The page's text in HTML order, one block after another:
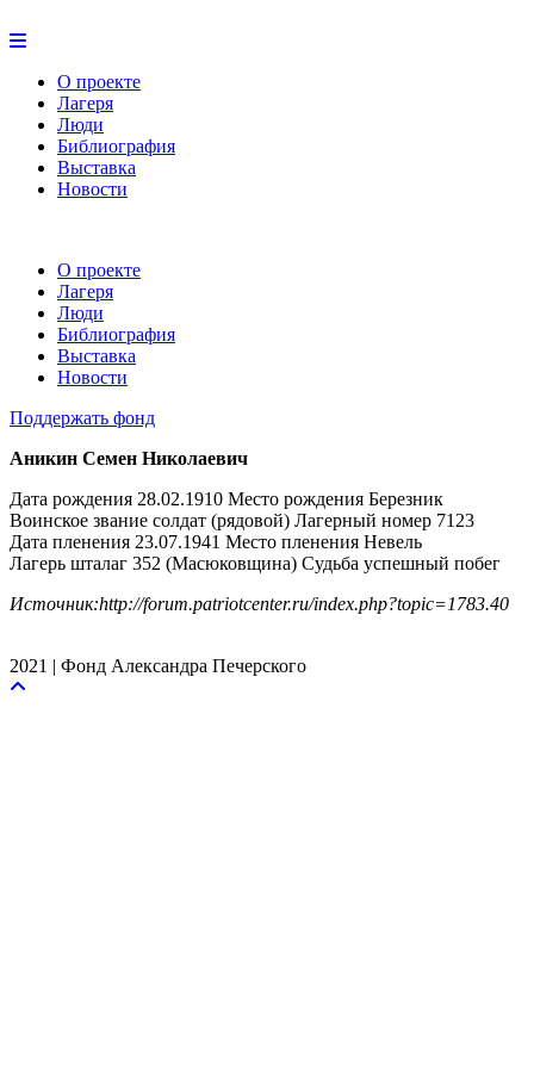
О проекте
Лагеря
Люди
Библиография
Выставка
Новости
О проекте
Лагеря
Люди
Библиография
Выставка
Новости
Поддержать фонд
Аникин Семен Николаевич
Дата рождения 28.02.1910 Место рождения Березник
Воинское звание солдат (рядовой) Лагерный номер 7123
Дата пленения 23.07.1941 Место пленения Невель
Лагерь шталаг 352 (Масюковщина) Судьба успешный побег
Источник:http://forum.patriotcenter.ru/index.php?topic=1783.40
2021 | Фонд Александра Печерского